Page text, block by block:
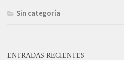
Sin categoría
ENTRADAS RECIENTES